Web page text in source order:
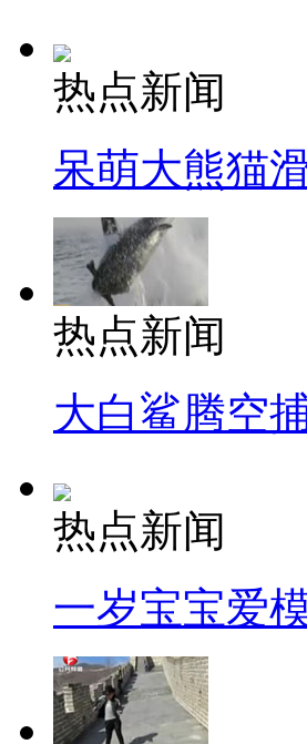
热点新闻
呆萌大熊猫
热点新闻
大白鲨腾空
热点新闻
一岁宝宝爱